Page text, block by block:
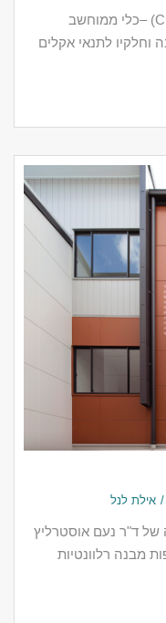
‎סימולצית אקלים׳’ (Climate Simulation) –כלי ממוחשב
וחלקיו לתנאי אקלים
אילת לנל
ד"ר נעם אוסטרליץ
2019 מהן מעטפות מבנה רלוונטיות